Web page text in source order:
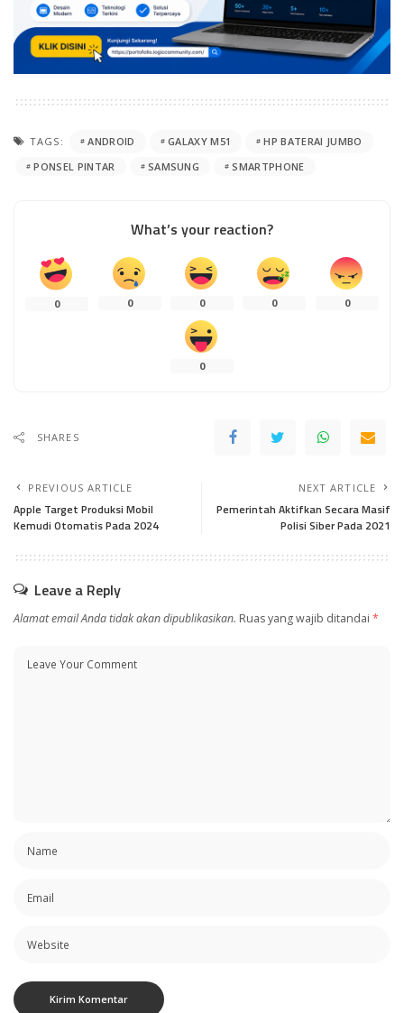
TAGS: ANDROID GALAXY M51
HP BATERAI JUMBO
PONSEL PINTAR
SAMSUNG SMARTPHONE
What’s your reaction?
0 0 0 0 0
0
SHARES
PREVIOUS ARTICLE
Apple Target Produksi Mobil
Kemudi Otomatis Pada 2024
NEXT ARTICLE
Pemerintah Aktifkan Secara Masif
Polisi Siber Pada 2021
Leave a Reply
Alamat email Anda tidak akan dipublikasikan. Ruas yang wajib ditandai *